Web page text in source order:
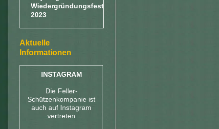
Wiedergründungsfest
2023
Aktuelle
Informationen
INSTAGRAM
Die Feller-
Schützenkompanie ist
auch auf Instagram
vertreten